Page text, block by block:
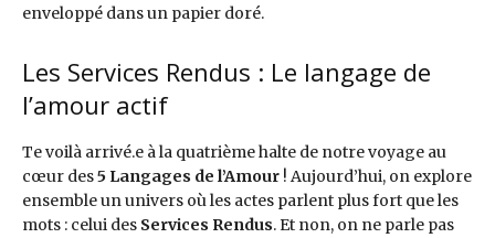
enveloppé dans un papier doré.
Les Services Rendus : Le langage de
l’amour actif
Te voilà arrivé.e à la quatrième halte de notre voyage au
cœur des5 Langages de l’Amour ! Aujourd’hui, on explore
ensemble un univers où les actes parlent plus fort que les
mots : celui des Services Rendus. Et non, on ne parle pas